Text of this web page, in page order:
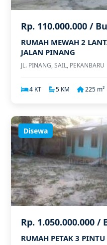
Rp. 110.000.000 /
RUMAH MEWAH 2
JALAN PINANG
JL. PINANG, SAIL, PEKANBARU
4 KT 5 KM 225 m²
Disewa
Rp. 1.050.000.000 /
RUMAH PETAK 3